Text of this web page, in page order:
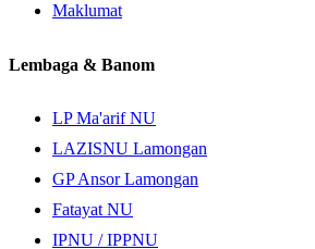
Maklumat
Lembaga & Banom
LP Ma'arif NU
LAZISNU Lamongan
GP Ansor Lamongan
Fatayat NU
IPNU / IPPNU